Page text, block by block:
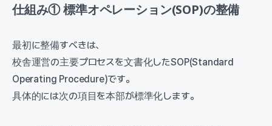
仕組み① 標準オペレーション(SOP)の整備
最初に整備すべきは、
校舎運営の主要プロセスを文書化したSOP(Standard
Operating Procedure)です。
具体的には次の項目を本部が標準化します。